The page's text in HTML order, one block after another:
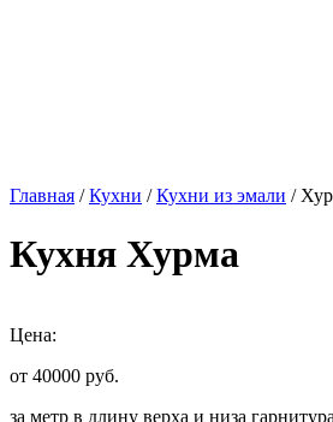
Главная /Кухни /Кухни из эмали /
Кухня Хурма
Цена:
от 40000 руб.
за метр в длину верха и низа гарнитура